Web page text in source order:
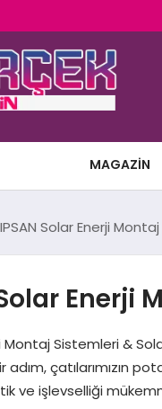
MAGAZIN
Solar Enerji
Solar
Montaj Sistemleri &
çatılarımızın
ve işlevselliği